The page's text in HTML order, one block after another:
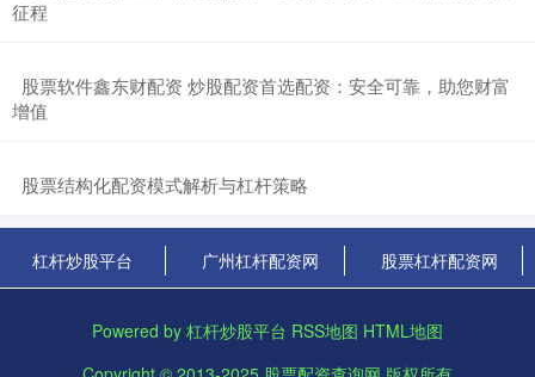
征程
​股票软件鑫东财配资 炒股配资首选配资：安全可靠，助您财富
增值
​股票结构化配资模式解析与杠杆策略
杠杆炒股平台 广州杠杆配资网 股票杠杆配资网
Powered by 杠杆炒股平台 RSS地图 HTML地图